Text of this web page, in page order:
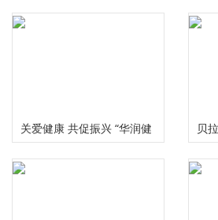
关爱健康 共促振兴 “华润健
康乡村”公益项目三周年总
贝
精